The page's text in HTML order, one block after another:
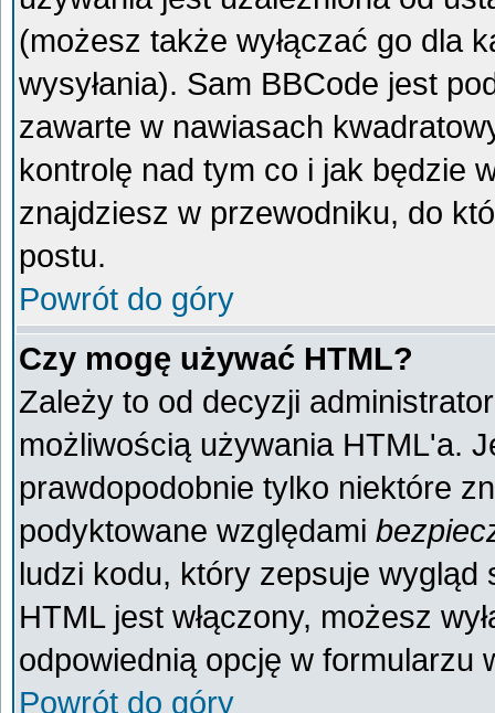
(możesz także wyłączać go dla
wysyłania). Sam BBCode jest
zawarte w nawiasach
kontrolę nad tym co i jak będzie
znajdziesz w przewodniku, do
postu.
Powrót do góry
Czy mogę używać HTML?
Zależy to od decyzji
możliwością używania HTML'a.
prawdopodobnie tylko niektóre
podyktowane względami
ludzi kodu, który zepsuje wygląd
HTML jest włączony, możesz
odpowiednią opcję w formularzu
Powrót do góry